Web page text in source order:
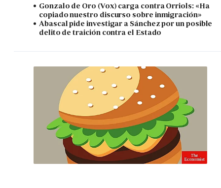
Gonzalo de Oro (Vox) carga contra Orriols: «Ha
copiado nuestro discurso sobre inmigración»
Abascal pide investigar a Sánchez por un posible
delito de traición contra el Estado